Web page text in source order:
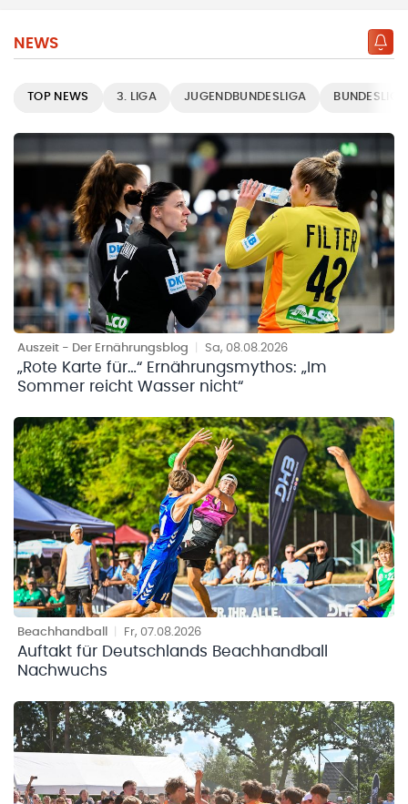
NEWS
TOP NEWS 3. LIGA JUGENDBUNDESLIGA
Auszeit - Der Ernährungsblog Sa, 08.08.2026
„Rote Karte für…“ Ernährungsmythos: „Im
Sommer reicht Wasser nicht“
Beachhandball Fr, 07.08.2026
Auftakt für Deutschlands Beachhandball
Nachwuchs